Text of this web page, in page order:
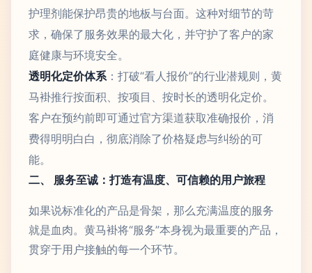
护理剂能保护昂贵的地板与台面。这种对细节的苛
求，确保了服务效果的最大化，并守护了客户的家
庭健康与环境安全。
透明化定价体系：打破“看人报价”的行业潜规则，黄
马褂推行按面积、按项目、按时长的透明化定价。
客户在预约前即可通过官方渠道获取准确报价，消
费得明明白白，彻底消除了价格疑虑与纠纷的可
能。
二、 服务至诚：打造有温度、可信赖的用户旅程
如果说标准化的产品是骨架，那么充满温度的服务
就是血肉。黄马褂将“服务”本身视为最重要的产品，
贯穿于用户接触的每一个环节。